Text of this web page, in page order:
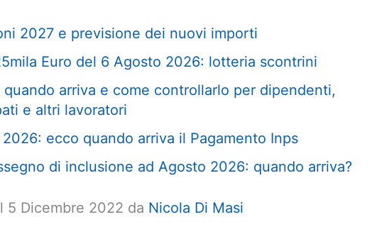
2027 e previsione dei nuovi importi
Euro del 6 Agosto 2026: lotteria scontrini
arriva e come controllarlo per dipendenti,
e altri lavoratori
ecco quando arriva il Pagamento Inps
di inclusione ad Agosto 2026: quando arriva?
Dicembre 2022 da Nicola Di Masi